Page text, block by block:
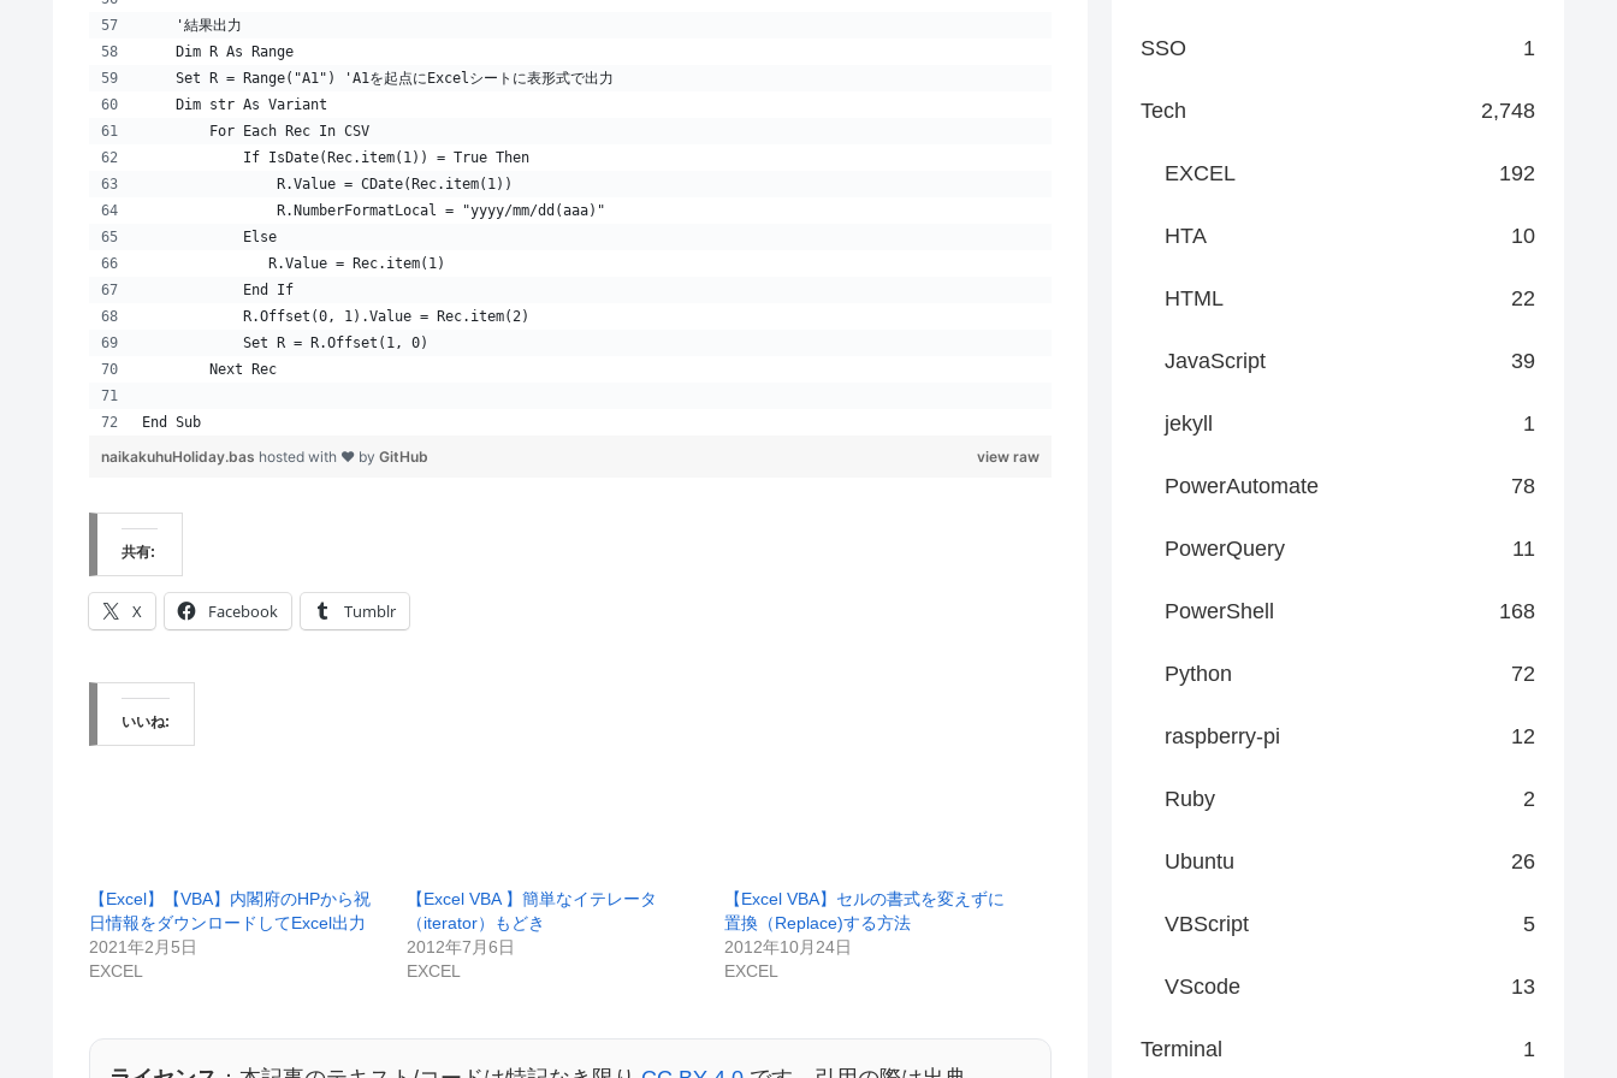
    '結果出力
    Dim R As Range
    Set R = Range("A1") 'A1を起点にExcelシートに表形式で出力
    Dim str As Variant
        For Each Rec In CSV
            If IsDate(Rec.item(1)) = True Then
                R.Value = CDate(Rec.item(1))
                R.NumberFormatLocal = "yyyy/mm/dd(aaa)"
            Else
               R.Value = Rec.item(1)
            End If
            R.Offset(0, 1).Value = Rec.item(2)
            Set R = R.Offset(1, 0)
        Next Rec
End Sub
view raw
naikakuhuHoliday.bas hosted with ❤ by GitHub
共有:
X Facebook Tumblr
いいね:
【Excel】【VBA】内閣府のHPから祝
日情報をダウンロードしてExcel出力
2021年2月5日
EXCEL
【Excel VBA 】簡単なイテレータ
（iterator）もどき
2012年7月6日
EXCEL
【Excel VBA】セルの書式を変えずに
置換（Replace)する方法
2012年10月24日
EXCEL
SSO 1
Tech 2,748
EXCEL 192
HTA 10
HTML 22
JavaScript 39
jekyll 1
PowerAutomate 78
PowerQuery 11
PowerShell 168
Python 72
raspberry-pi 12
Ruby 2
Ubuntu 26
VBScript 5
VScode 13
Terminal 1